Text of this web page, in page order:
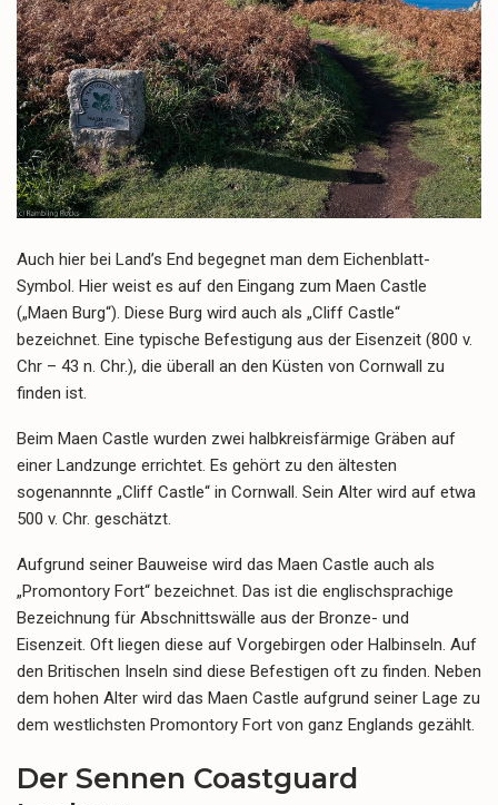
Auch hier bei Land’s End begegnet man dem Eichenblatt-
Symbol. Hier weist es auf den Eingang zum Maen Castle
(„Maen Burg“). Diese Burg wird auch als „Cliff Castle“
bezeichnet. Eine typische Befestigung aus der Eisenzeit (800 v.
Chr – 43 n. Chr.), die überall an den Küsten von Cornwall zu
finden ist.
Beim Maen Castle wurden zwei halbkreisfärmige Gräben auf
einer Landzunge errichtet. Es gehört zu den ältesten
sogenannnte „Cliff Castle“ in Cornwall. Sein Alter wird auf etwa
500 v. Chr. geschätzt.
Aufgrund seiner Bauweise wird das Maen Castle auch als
„Promontory Fort“ bezeichnet. Das ist die englischsprachige
Bezeichnung für Abschnittswälle aus der Bronze- und
Eisenzeit. Oft liegen diese auf Vorgebirgen oder Halbinseln. Auf
den Britischen Inseln sind diese Befestigen oft zu finden. Neben
dem hohen Alter wird das Maen Castle aufgrund seiner Lage zu
dem westlichsten Promontory Fort von ganz Englands gezählt.
Der Sennen Coastguard